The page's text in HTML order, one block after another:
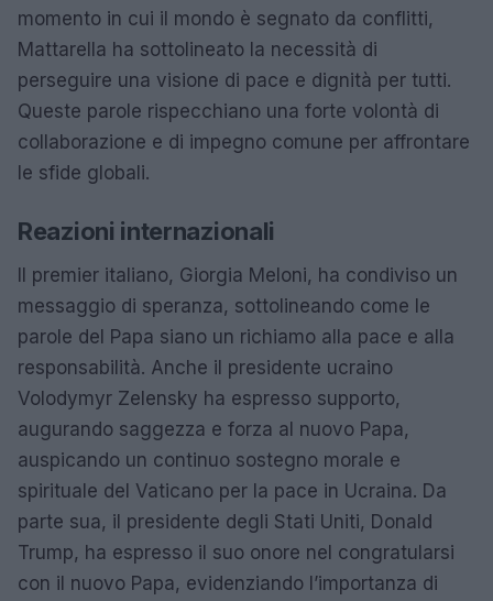
momento in cui il mondo è segnato da conflitti,
Mattarella ha sottolineato la necessità di
perseguire una visione di pace e dignità per tutti.
Queste parole rispecchiano una forte volontà di
collaborazione e di impegno comune per affrontare
le sfide globali.
Reazioni internazionali
Il premier italiano, Giorgia Meloni, ha condiviso un
messaggio di speranza, sottolineando come le
parole del Papa siano un richiamo alla pace e alla
responsabilità. Anche il presidente ucraino
Volodymyr Zelensky ha espresso supporto,
augurando saggezza e forza al nuovo Papa,
auspicando un continuo sostegno morale e
spirituale del Vaticano per la pace in Ucraina. Da
parte sua, il presidente degli Stati Uniti, Donald
Trump, ha espresso il suo onore nel congratularsi
con il nuovo Papa, evidenziando l’importanza di